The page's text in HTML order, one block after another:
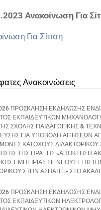
Ανακοίνωση Για
Για Σίτιση
Ανακοινώσεις
ΠΡΟΣΚΛΗΣΗ ΕΚΔΗΛΩΣΗΣ
ΕΚΠΑΙΔΕΥΤΙΚΩΝ
ΣΧΟΛΗΣ ΠΑΙΔΑΓΩΓΙΚΗΣ &
ΓΙΑ ΥΠΟΒΟΛΗ ΑΙΤΗΣΕΩΝ
ΚΑΤΟΧΟΥΣ ΔΙΔΑΚΤΟΡΙΚΟΥ
ΤΗΣ ΠΡΑΞΗΣ «ΑΠΟΚΤΗΣΗ
ΕΜΠΕΙΡΙΑΣ ΣΕ ΝΕΟΥΣ
ΣΤΗΝ ΑΣΠΑΙΤΕ» ΣΤΟ
ΠΡΟΣΚΛΗΣΗ ΕΚΔΗΛΩΣΗΣ
ΕΚΠΑΙΔΕΥΤΙΚΩΝ